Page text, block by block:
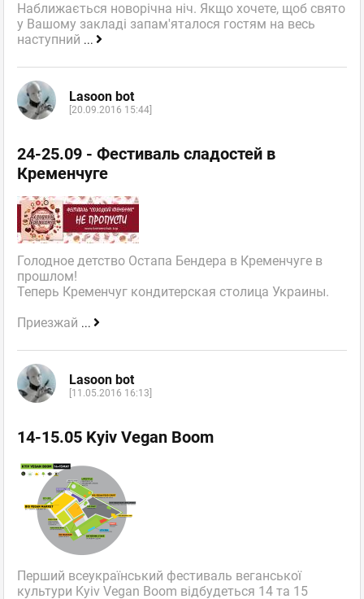
Наближається новорічна ніч. Якщо хочете, щоб свято
у Вашому закладі запам'яталося гостям на весь
наступний ...
Lasoon bot
[20.09.2016 15:44]
24-25.09 - Фестиваль сладостей в
Кременчуге
Голодное детство Остапа Бендера в Кременчуге в
прошлом!
Теперь Кременчуг кондитерская столица Украины.
Приезжай ...
Lasoon bot
[11.05.2016 16:13]
14-15.05 Kyiv Vegan Boom
Перший всеукраїнський фестиваль веганської
культури Kyiv Vegan Boom відбудеться 14 та 15